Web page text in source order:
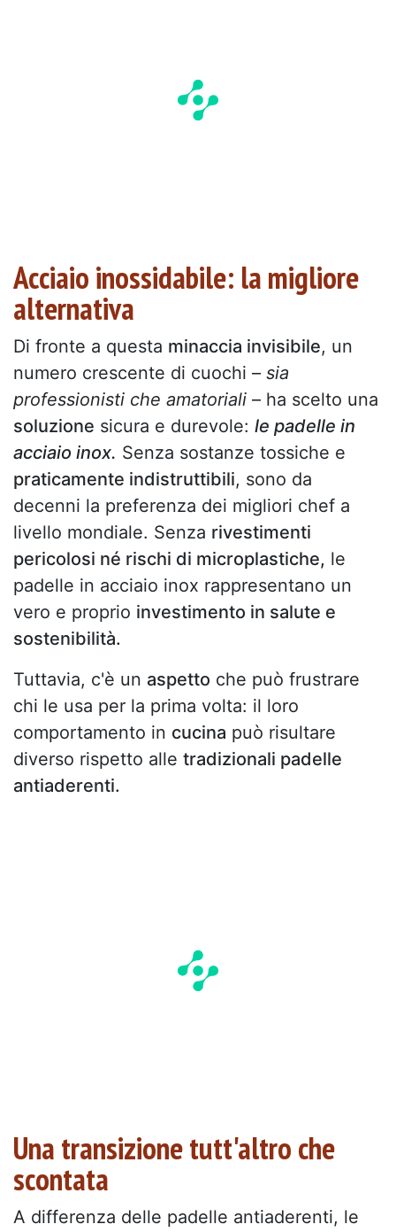
Acciaio inossidabile: la migliore
alternativa
Di fronte a questa minaccia invisibile, un
numero crescente di cuochi – sia
professionisti che amatoriali – ha scelto una
soluzione sicura e durevole: le padelle in
acciaio inox. Senza sostanze tossiche e
praticamente indistruttibili, sono da
decenni la preferenza dei migliori chef a
livello mondiale. Senza rivestimenti
pericolosi né rischi di microplastiche, le
padelle in acciaio inox rappresentano un
vero e proprio investimento in salute e
sostenibilità.
Tuttavia, c'è un aspetto che può frustrare
chi le usa per la prima volta: il loro
comportamento in cucina può risultare
diverso rispetto alle tradizionali padelle
antiaderenti.
Una transizione tutt'altro che
scontata
A differenza delle padelle antiaderenti, le